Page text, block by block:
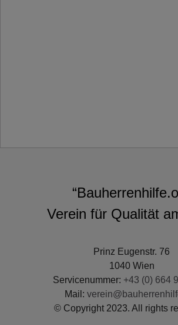
Verein für Qualität
Prinz Eugenstr. 76
1040 Wien
Servicenummer: +43 (0) 664
Mail:
© Copyright 2023. All rights